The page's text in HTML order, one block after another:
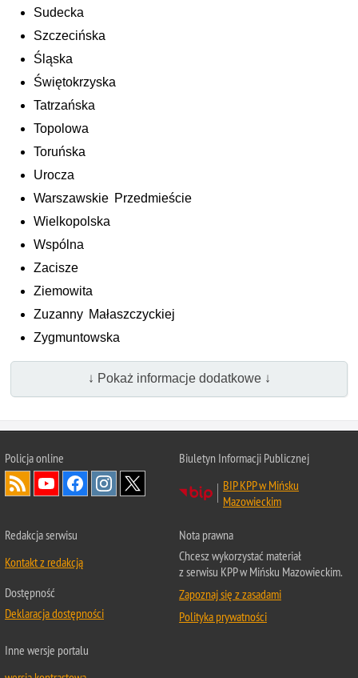
Sudecka
Szczecińska
Śląska
Świętokrzyska
Tatrzańska
Topolowa
Toruńska
Urocza
Warszawskie Przedmieście
Wielkopolska
Wspólna
Zacisze
Ziemowita
Zuzanny Małaszczyckiej
Zygmuntowska
↓ Pokaż informacje dodatkowe ↓
Policja online
Biuletyn Informacji Publicznej
BIP KPP w Mińsku
Mazowieckim
Redakcja serwisu
Kontakt z redakcją
Dostępność
Deklaracja dostępności
Nota prawna
Chcesz wykorzystać materiał
z serwisu KPP w Mińsku Mazowieckim.
Zapoznaj się z zasadami
Polityka prywatności
Inne wersje portalu